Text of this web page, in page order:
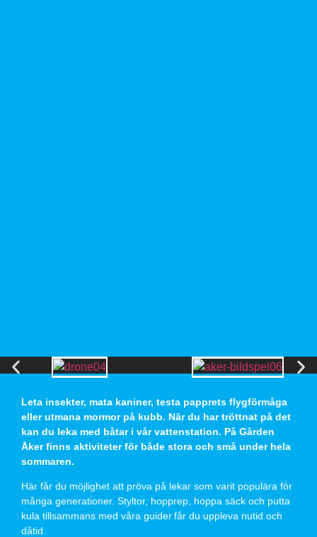
Leta insekter, mata kaniner, testa papprets flygförmåga
eller utmana mormor på kubb. När du har tröttnat på det
kan du leka med båtar i vår vattenstation. På Gården
Åker finns aktiviteter för både stora och små under hela
sommaren.
Här får du möjlighet att pröva på lekar som varit populära för
många generationer. Styltor, hopprep, hoppa säck och putta
kula tillsammans med våra guider får du uppleva nutid och
dåtid.